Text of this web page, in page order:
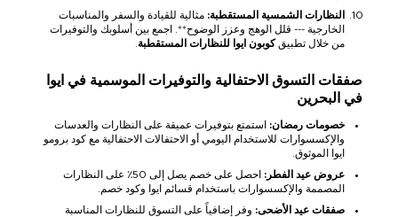
النظارات الشمسية المستقطبة: مثالية للقيادة والسفر والمناسبات
الخارجية --- قلل الوهج وعزز الوضوح**. اجمع بين أسلوبك والتوفيرات
من خلال تطبيقكوبون ايوا للنظارات المستقطبة
صفقات التسوق الاحتفالية والتوفيرات الموسمية في ايوا
في البحرين
خصومات رمضان: استمتع بتوفيرات عميقة على النظارات والعدسات
والإكسسوارات للاستخدام اليومي أو الاحتفالات الاحتفالية مع كود برومو
ايوا الموثوق.
عروض عيد الفطر:
احصل على خصم يصل إلى 50٪ على النظارات
المصممة والإكسسوارات باستخدام قسائم ايوا وكود خصم.
صفقات عيد الأضحى: وفر إضافياً على التسوق للنظارات المناسبة